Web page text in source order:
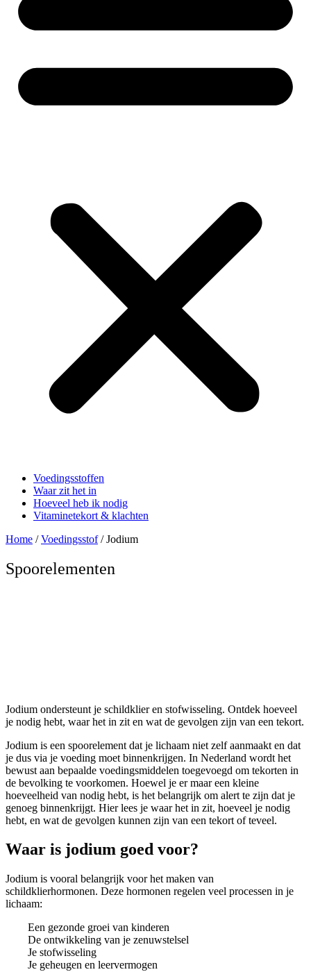
Voedingsstoffen
Waar zit het in
Hoeveel heb ik nodig
Vitaminetekort & klachten
Home /Voedingsstof/ Jodium
Spoorelementen
Jodium ondersteunt je schildklier en stofwisseling. Ontdek hoeveel
je nodig hebt, waar het in zit en wat de gevolgen zijn van een tekort.
Jodium is een spoorelement dat je lichaam niet zelf aanmaakt en dat
je dus via je voeding moet binnenkrijgen. In Nederland wordt het
bewust aan bepaalde voedingsmiddelen toegevoegd om tekorten in
de bevolking te voorkomen. Hoewel je er maar een kleine
hoeveelheid van nodig hebt, is het belangrijk om alert te zijn dat je
genoeg binnenkrijgt. Hier lees je waar het in zit, hoeveel je nodig
hebt, en wat de gevolgen kunnen zijn van een tekort of teveel.
Waar is jodium goed voor?
Jodium is vooral belangrijk voor het maken van
schildklierhormonen. Deze hormonen regelen veel processen in je
lichaam:
Een gezonde groei van kinderen
De ontwikkeling van je zenuwstelsel
Je stofwisseling
Je geheugen en leervermogen